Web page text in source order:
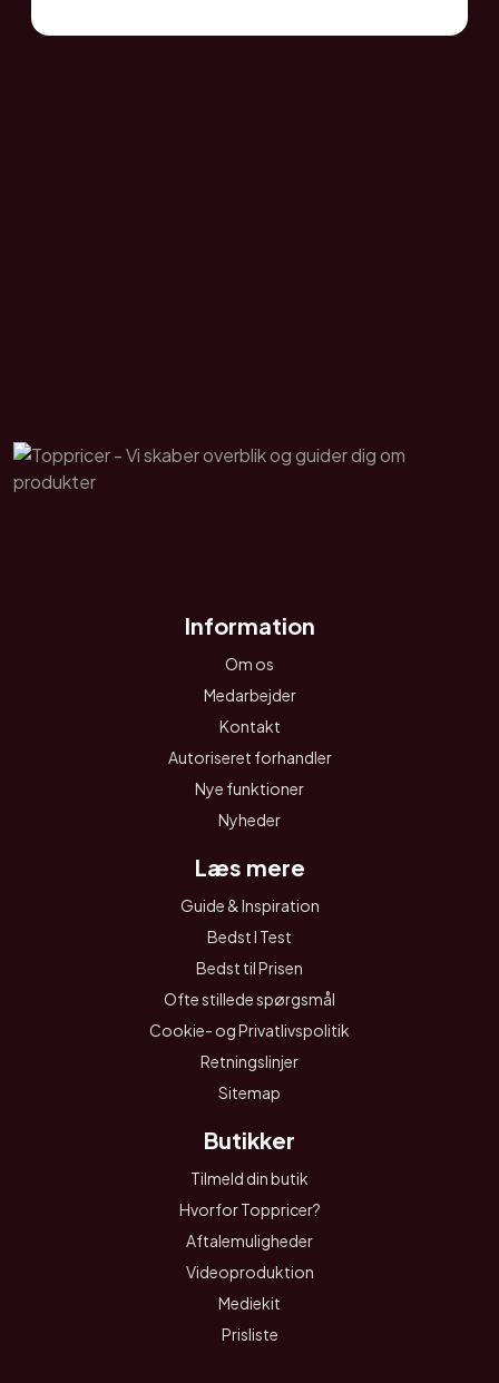
Information
Om os
Medarbejder
Kontakt
Autoriseret forhandler
Nye funktioner
Nyheder
Læs mere
Guide & Inspiration
Bedst I Test
Bedst til Prisen
Ofte stillede spørgsmål
Cookie- og Privatlivspolitik
Retningslinjer
Sitemap
Butikker
Tilmeld din butik
Hvorfor Toppricer?
Aftalemuligheder
Videoproduktion
Mediekit
Prisliste